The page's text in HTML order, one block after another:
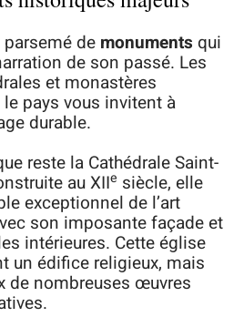
de monuments qui
de son passé. Les
et monastères
pays vous invitent à
durable.
reste la Cathédrale Saint-
au XIIe siècle, elle
exceptionnel de l’art
son imposante façade et
intérieures. Cette église
un édifice religieux, mais
de nombreuses œuvres